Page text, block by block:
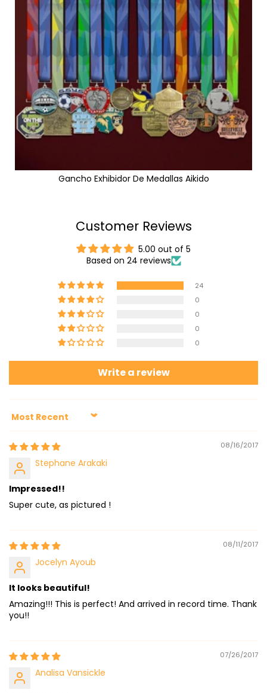
Gancho Exhibidor De Medallas Aikido
Customer Reviews
5.00 out of 5
Based on 24 reviews
24
0
0
0
0
Write a review
Sort by
08/16/2017
Stephane Arakaki
Impressed!!
Super cute, as pictured !
08/11/2017
Jocelyn Ayoub
It looks beautiful!
Amazing!!! This is perfect! And arrived in record time. Thank
you!!
07/26/2017
Analisa Vansickle